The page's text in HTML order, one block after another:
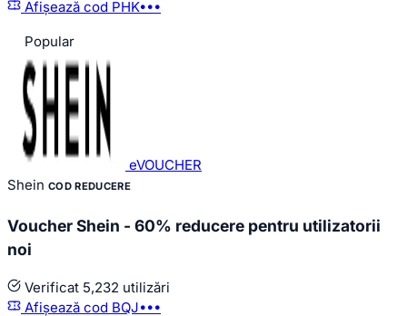
Afișează cod PHK•••
Popular
eVOUCHER
Shein COD REDUCERE
Voucher Shein - 60% reducere pentru utilizatorii
noi
Verificat 5,232 utilizări
Afișează cod BQJ•••